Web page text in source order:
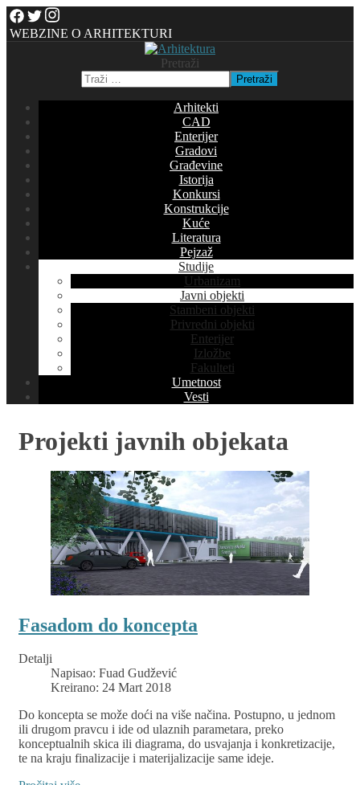
WEBZINE O ARHITEKTURI
Pretraži
Pretraži
Arhitekti
CAD
Enterijer
Gradovi
Građevine
Istorija
Konkursi
Konstrukcije
Kuće
Literatura
Pejzaž
Studije
Urbanizam
Javni objekti
Stambeni objekti
Privredni objekti
Enterijer
Izložbe
Fakulteti
Umetnost
Vesti
Projekti javnih objekata
Fasadom do koncepta
Detalji
Napisao: Fuad Gudžević
Kreirano: 24 Mart 2018
Do koncepta se može doći na više načina. Postupno, u jednom
ili drugom pravcu i ide od ulaznih parametara, preko
konceptualnih skica ili diagrama, do usvajanja i konkretizacije,
te na kraju finalizacije i materijalizacije same ideje.